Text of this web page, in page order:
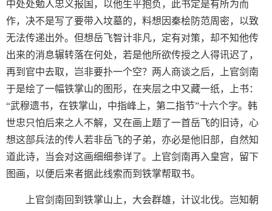
中处处勉人忠义报国，以他生平抱负，此书定是有所为而
作，决不是写了要带入坟墓的，料想因秦桧防范周密，以致
无法传递出外。但想岳飞智计非凡，定有对策，却不知他传
出来的消息辗转落在何处，若是他所欲传授之人得讯迟了，
再到官中去取，岂非要扑一个空？两人商谈之后，上官剑南
于是绘了一幅铁掌山的图形，在夹层之中又藏一纸，上书：
“武穆遗书，在铁掌山，中指峰上，第二指节”十六个字。韩
世忠只怕后来之人不解，又在画上题了一首岳飞的旧诗，心
想这部兵法的传人若非岳飞的子弟，亦必是他旧部，自然知
道此诗，当会对这画细细参详了。上官剑南再入皇宫，留下
图画，以便后来者据此线索而到铁掌帮取书。
上官剑南回到铁掌山上，大会群雄，计议北伐。岂知朝